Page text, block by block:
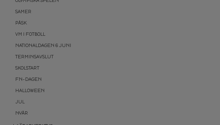
SAMER
PÅSK
VM I FOTBOLL
NATIONALDAGEN 6 JUNI
TERMINSAVSLUT
SKOLSTART
FN-DAGEN
HALLOWEEN
JUL
NYÅR